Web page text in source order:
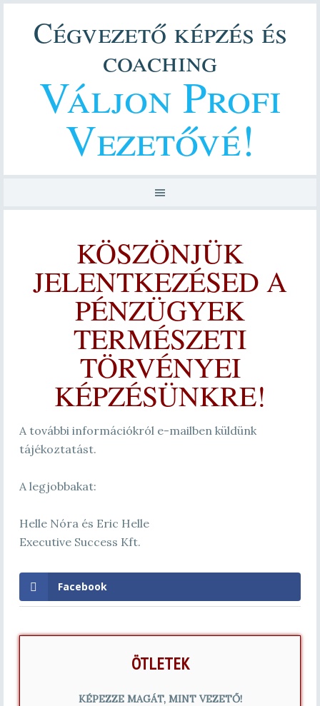
Cégvezető képzés és
coaching
Váljon Profi
Vezetővé!
KÖSZÖNJÜK
JELENTKEZÉSED A
PÉNZÜGYEK
TERMÉSZETI
TÖRVÉNYEI
KÉPZÉSÜNKRE!
A további információkról e-mailben küldünk
tájékoztatást.
A legjobbakat:
Helle Nóra és Eric Helle
Executive Success Kft.
Facebook
ÖTLETEK
KÉPEZZE MAGÁT, MINT VEZETŐ!